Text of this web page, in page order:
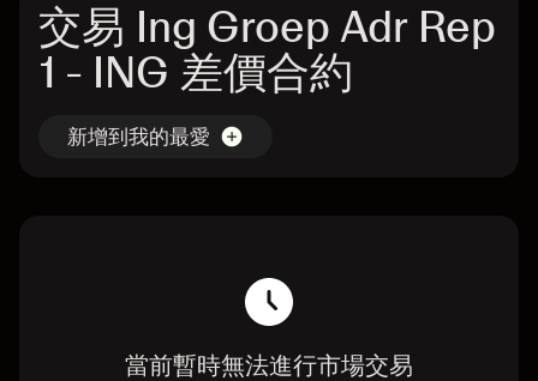
交易 Ing Groep Adr Rep
1 - ING 差價合約
新增到我的最愛
當前暫時無法進行市場交易